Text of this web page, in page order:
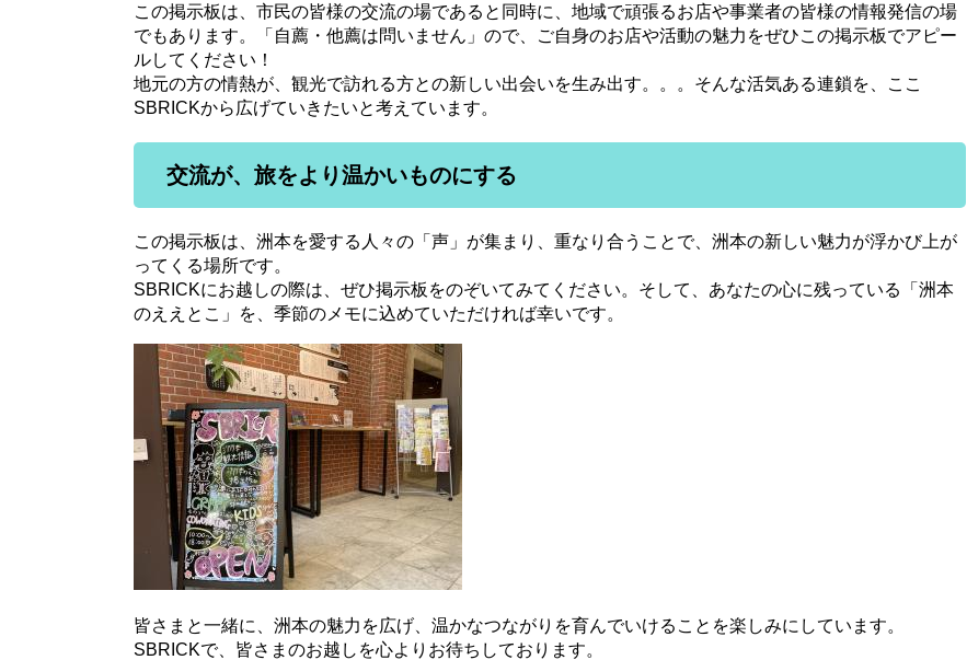
この掲示板は、市民の皆様の交流の場であると同時に、地域で頑張るお店や事業者の皆様の情報発信の場
でもあります。「自薦・他薦は問いません」ので、ご自身のお店や活動の魅力をぜひこの掲示板でアピー
ルしてください！
地元の方の情熱が、観光で訪れる方との新しい出会いを生み出す。。。そんな活気ある連鎖を、ここ
SBRICKから広げていきたいと考えています。
交流が、旅をより温かいものにする​
この掲示板は、洲本を愛する人々の「声」が集まり、重なり合うことで、洲本の新しい魅力が浮かび上が
ってくる場所です。
SBRICKにお越しの際は、ぜひ掲示板をのぞいてみてください。そして、あなたの心に残っている「洲本
のええとこ」を、季節のメモに込めていただければ幸いです。
皆さまと一緒に、洲本の魅力を広げ、温かなつながりを育んでいけることを楽しみにしています。
SBRICKで、皆さまのお越しを心よりお待ちしております。​